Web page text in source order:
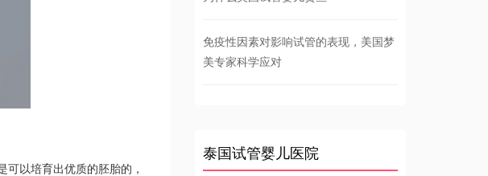
以培育出优质的胚胎的，
免疫性因素对影响试管的表现，美国梦
美专家科学应对
泰国试管婴儿医院